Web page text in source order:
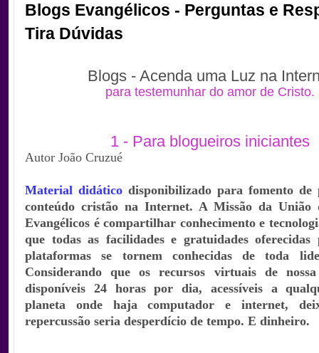
Blogs Evangélicos - Perguntas e
Tira Dúvidas
Blogs - Acenda uma Luz na
para testemunhar do amor de Cristo.
1 - Para blogueiros iniciantes
Autor João Cruzué
Material didático disponibilizado para fomento de
conteúdo cristão na Internet. A Missão da União
Evangélicos é compartilhar conhecimento e
que todas as facilidades e gratuidades oferecidas
plataformas se tornem conhecidas de toda
Considerando que os recursos virtuais de
disponíveis 24 horas por dia, acessíveis a
planeta onde haja computador e internet,
repercussão seria desperdício de tempo. E dinheiro.